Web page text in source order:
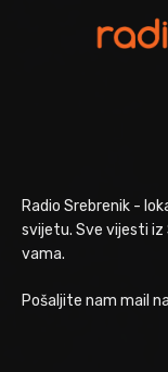
Radio Srebrenik -
svijetu. Sve vijesti iz
vama.
Pošaljite nam mail